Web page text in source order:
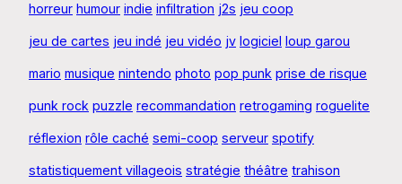
horreur humour indie infiltration j2s jeu coop
jeu de cartes jeu indé jeu vidéo jv logiciel loup garou
mario musique nintendo photo pop punk prise de risque
punk rock puzzle recommandation retrogaming roguelite
réflexion rôle caché semi-coop serveur spotify
statistiquement villageois stratégie théâtre trahison